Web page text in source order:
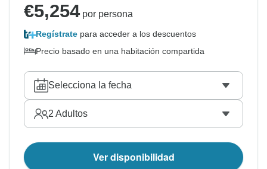
€5,254 por persona
Regístrate para acceder a los descuentos
Precio basado en una habitación compartida
Selecciona la fecha
2 Adultos
Ver disponibilidad